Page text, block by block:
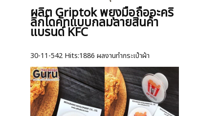
ผลิต Griptok พยุงมือถืออะคริ
ลิกไดคัทแบบกลมลายสินค้า
แบรนด์ KFC
30-11-542 Hits:1886 ผลงานทำกระเป๋าผ้า